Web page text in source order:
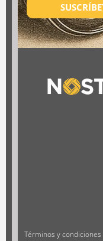
Términos y condiciones